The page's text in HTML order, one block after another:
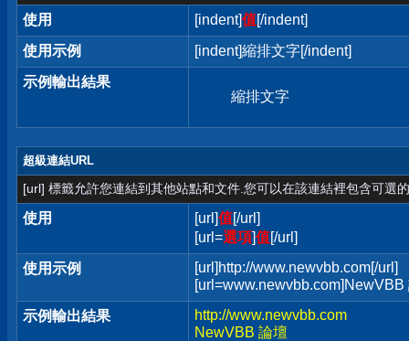
使用 [indent]值[/indent]
使用示例
[indent]縮排文字[/indent]
示例輸出結果
縮排文字
超級連結URL
[url] 標籤允許您連結到其他站點和文件.您可以在該連結裡包含可選
使用 [url]值[/url]
[url=選項]值[/url]
使用示例
[url]http://www.newvbb.com[/url]
[url=www.newvbb.com]NewVBB
示例輸出結果
http://www.newvbb.com
NewVBB 論壇